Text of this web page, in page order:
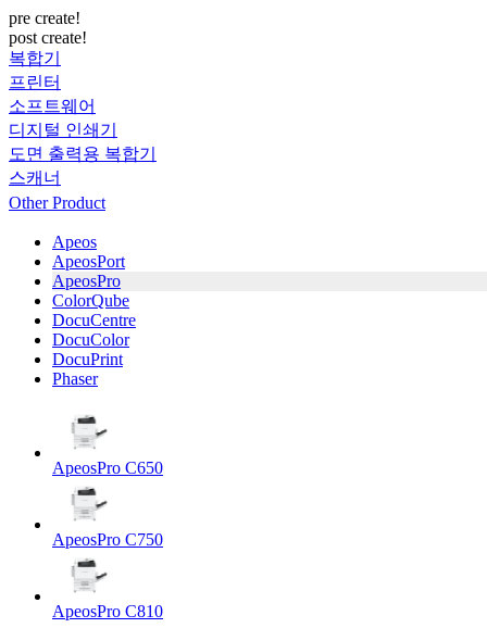
pre create!
post create!
복합기
프린터
소프트웨어
디지털 인쇄기
도면 출력용 복합기
스캐너
Other Product
Apeos
ApeosPort
ApeosPro
ColorQube
DocuCentre
DocuColor
DocuPrint
Phaser
ApeosPro C650
ApeosPro C750
ApeosPro C810